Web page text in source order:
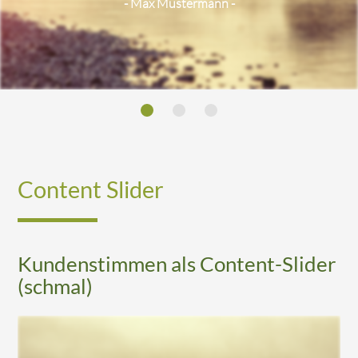
- Max Mustermann -
- Max Mustermann -
Content Slider
Kundenstimmen als Content-Slider
(schmal)